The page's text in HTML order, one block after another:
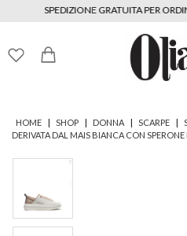
SPEDIZIONE GRATUITA PER
HOME | SHOP | DONNA | SCARPE |
DERIVATA DAL MAIS BIANCA CON